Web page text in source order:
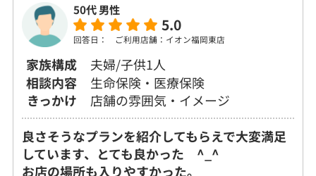
50代 男性
5.0
回答日： ご利用店舗：イオン福岡東店
家族構成
夫婦/子供1人
相談内容
生命保険・医療保険
きっかけ
店舗の雰囲気・イメージ
良さそうなプランを紹介してもらえで大変満足
しています、とても良かった ^_^
お店の場所も入りやすかった。